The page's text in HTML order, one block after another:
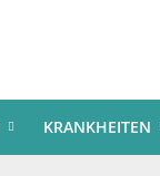
KRANKHEITEN